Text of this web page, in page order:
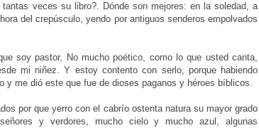
veces su libro?. Dónde son mejores: en la soledad, a
del crepúsculo, yendo por antiguos senderos empolvados
soy pastor, No mucho poético, como lo que usted canta,
mi niñez. Y estoy contento con serlo, porque habiendo
y me dió este que fue de dioses paganos y héroes bíblicos.
por que yerro con el cabrío ostenta natura su mayor grado
y verdores, mucho cielo y mucho azul, algunas